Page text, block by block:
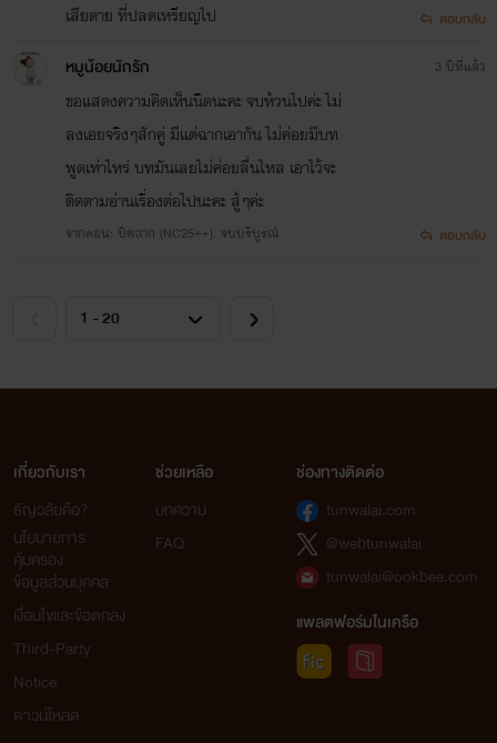
เสียดาย ที่ปลดเหรียญไป
ตอบกลับ
หมูน้อยนักรัก
ขอแสดงความคิดเห็นนิดนะคะ จบห้วนไปค่ะ ไม่
ลงเอยจริงๆสักคู่ มีแต่ฉากเอากัน ไม่ค่อยมีบท
พูดเท่าไหร่ บทมันเลยไม่ค่อยลื่นไหล เอาไว้จะ
ติดตามอ่านเรื่องต่อไปนะคะ สู้ๆค่ะ
จากตอน: ปิดฉาก (NC25++). จบบริบูรณ์
3 ปีที่แล้ว
ตอบกลับ
เกี่ยวกับเรา
ธัญวลัยคือ?
นโยบายการ
คุ้มครอง
ข้อมูลส่วนบุคคล
เงื่อนไขและข้อตกลง
Third-Party
Notice
ดาวน์โหลด
ช่วยเหลือ
บทความ
FAQ
ช่องทางติดต่อ
tunwalai.com
@webtunwalai
tunwalai@ookbee.com
แพลตฟอร์มในเครือ